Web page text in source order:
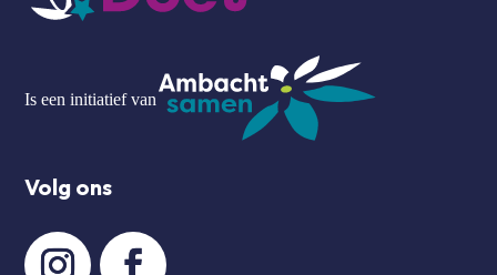
Is een initiatief van
Volg ons